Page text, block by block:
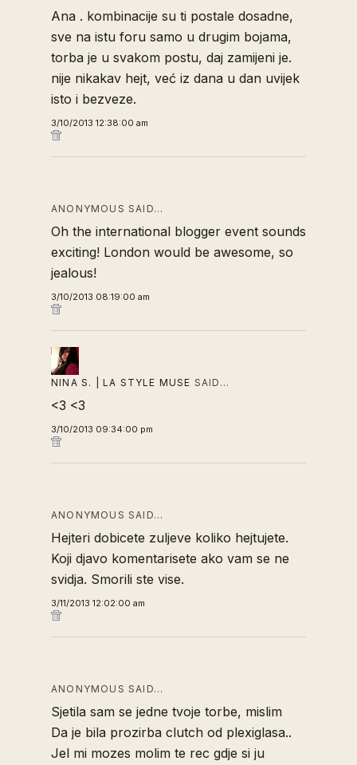
Ana . kombinacije su ti postale dosadne,
sve na istu foru samo u drugim bojama,
torba je u svakom postu, daj zamijeni je.
nije nikakav hejt, već iz dana u dan uvijek
isto i bezveze.
3/10/2013 12:38:00 am
ANONYMOUS SAID…
Oh the international blogger event sounds
exciting! London would be awesome, so
jealous!
3/10/2013 08:19:00 am
NINA S. | LA STYLE MUSE SAID…
<3 <3
3/10/2013 09:34:00 pm
ANONYMOUS SAID…
Hejteri dobicete zuljeve koliko hejtujete.
Koji djavo komentarisete ako vam se ne
svidja. Smorili ste vise.
3/11/2013 12:02:00 am
ANONYMOUS SAID…
Sjetila sam se jedne tvoje torbe, mislim
Da je bila prozirba clutch od plexiglasa..
Jel mi mozes molim te rec gdje si ju